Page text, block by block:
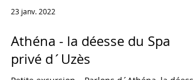
23 janv. 2022
Athéna - la déesse du Spa